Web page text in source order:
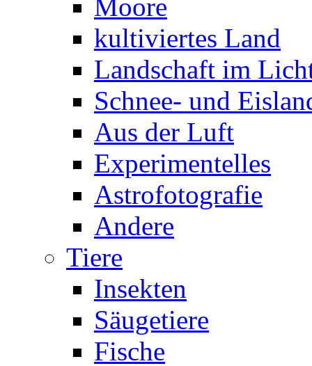
Moore
kultiviertes Land
Landschaft im
Schnee- und
Aus der Luft
Experimentelles
Astrofotografie
Andere
Tiere
Insekten
Säugetiere
Fische